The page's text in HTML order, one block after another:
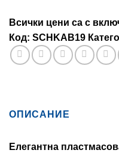
Всички цени са с
Код: SCHKAB19
ОПИСАНИЕ
Елегантна